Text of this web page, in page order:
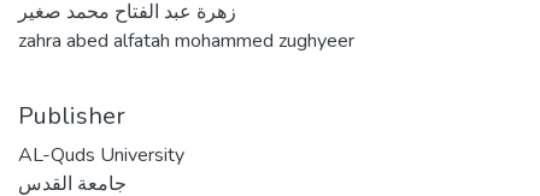
زهرة عبد الفتاح محمد صغير
zahra abed alfatah mohammed zughyeer
Publisher
AL-Quds University
جامعة القدس